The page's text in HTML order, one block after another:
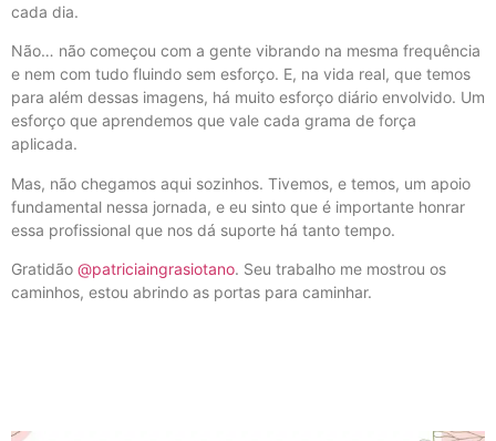
cada dia.
Não… não começou com a gente vibrando na mesma frequência
e nem com tudo fluindo sem esforço. E, na vida real, que temos
para além dessas imagens, há muito esforço diário envolvido. Um
esforço que aprendemos que vale cada grama de força
aplicada.
Mas, não chegamos aqui sozinhos. Tivemos, e temos, um apoio
fundamental nessa jornada, e eu sinto que é importante honrar
essa profissional que nos dá suporte há tanto tempo.
Gratidão @patriciaingrasiotano. Seu trabalho me mostrou os
caminhos, estou abrindo as portas para caminhar.